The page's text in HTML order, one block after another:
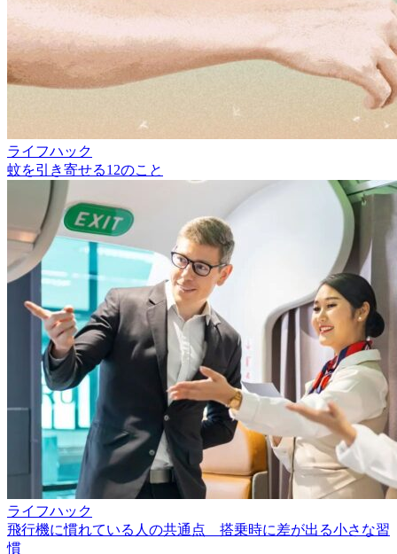
ライフハック
蚊を引き寄せる12のこと
ライフハック
飛行機に慣れている人の共通点 搭乗時に差が出る小さな習
慣